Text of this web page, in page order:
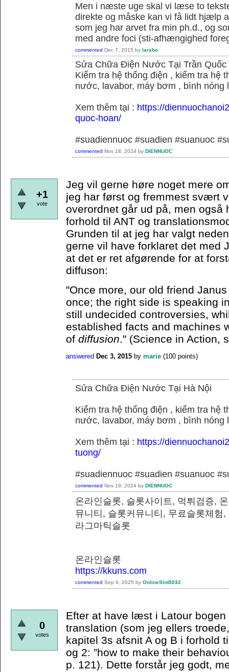
Men i næste uge skal vi læse to
direkte og måske kan vi få lidt hjælp
som jeg har arvet fra min ph.d., og
med andre foci (sti-afhængighed
commented Dec 7, 2015 by larsbo
Sửa Chữa Điện Nước Tại Trần Quốc
Kiểm tra hệ thống điện , kiểm tra hệ
nước, lavabor, máy bơm , bình nóng
Xem thêm tại : https://
quoc-hoan/
#suadiennuoc #suadien #suanuoc
commented Nov 18, 2024 by DIENNUOC
+1
vote
Jeg vil gerne høre noget mere
jeg har først og fremmest svært
overordnet går ud på, men også
forhold til ANT og
Grunden til at jeg har valgt
gerne vil have forklaret det med
at det er ret afgørende for at
diffuson:
"Once more, our old friend
once; the right side is speaking
still undecided controversies,
established facts and machines
of diffusion ." (Science in Action,
answered Dec 3, 2015 by marie (100 points)
Sửa Chữa Điện Nước Tại Hà Nội
Kiểm tra hệ thống điện , kiểm tra hệ
nước, lavabor, máy bơm , bình nóng
Xem thêm tại : https://
tuong/
#suadiennuoc #suadien #suanuoc
commented Nov 19, 2024 by DIENNUOC
온라인슬롯, 슬롯사이트, 먹튀검증,
뮤니티, 슬롯커뮤니티, 무료슬롯체험
라그마틱슬롯
온라인슬롯
https://kkuns.com
commented Sep 9, 2025 by OnlineSlot5032
0
votes
Efter at have læst i Latour
translation (som jeg ellers
kapitel 3s afsnit A og B i forhold
og 2: ”how to make their
p. 121). Dette forstår jeg godt,